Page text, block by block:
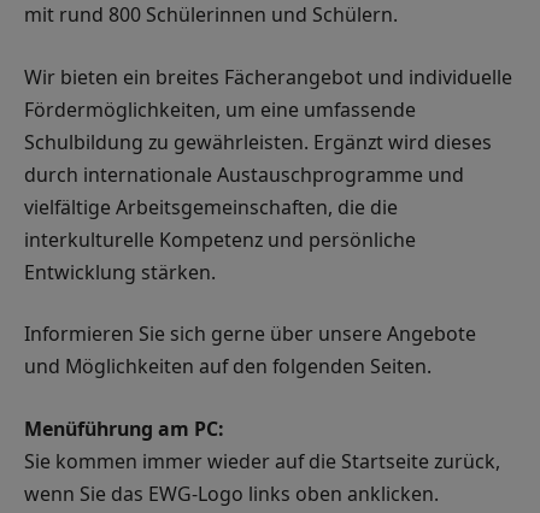
mit rund 800 Schülerinnen und Schülern.
Wir bieten ein breites Fächerangebot und individuelle
Fördermöglichkeiten, um eine umfassende
Schulbildung zu gewährleisten. Ergänzt wird dieses
durch internationale Austauschprogramme und
vielfältige Arbeitsgemeinschaften, die die
interkulturelle Kompetenz und persönliche
Entwicklung stärken.
Informieren Sie sich gerne über unsere Angebote
und Möglichkeiten auf den folgenden Seiten.
Menüführung am PC:
Sie kommen immer wieder auf die Startseite zurück,
wenn Sie das EWG-Logo links oben anklicken.